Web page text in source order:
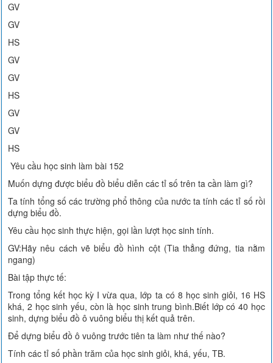
GV
GV
HS
GV
GV
HS
GV
GV
HS
Yêu cầu học sinh làm bài 152
Muốn dựng được biểu đồ biểu diễn các tỉ số trên ta cần làm gì?
Ta tính tổng số các trường phổ thông của nước ta tính các tỉ số rồi
dựng biểu đồ.
Yêu cầu học sinh thực hiện, gọi lần lượt học sinh tính.
GV:Hãy nêu cách vẽ biểu đồ hình cột (Tia thẳng đứng, tia nằm
ngang)
Bài tập thực tế:
Trong tổng kết học kỳ I vừa qua, lớp ta có 8 học sinh giỏi, 16 HS
khá, 2 học sinh yếu, còn là học sinh trung bình.Biết lớp có 40 học
sinh, dựng biểu đồ ô vuông biểu thị kết quả trên.
Để dựng biểu đồ ô vuông trước tiên ta làm như thế nào?
Tính các tỉ số phần trăm của học sinh giỏi, khá, yếu, TB.